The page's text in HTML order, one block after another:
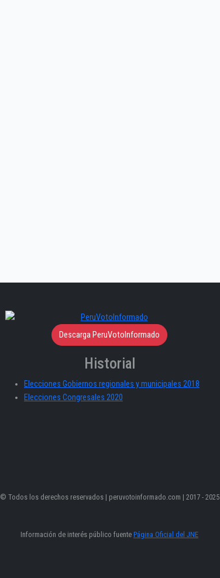
Descarga PeruVotoInformado
Historial
Elecciones Gobiernos regionales y municipales 2018
Elecciones Congresales 2020
© Todos los derechos reservados | peruvotoinformado.com | 2017 - 2025
Información de interés público fuente Página Oficial del JNE